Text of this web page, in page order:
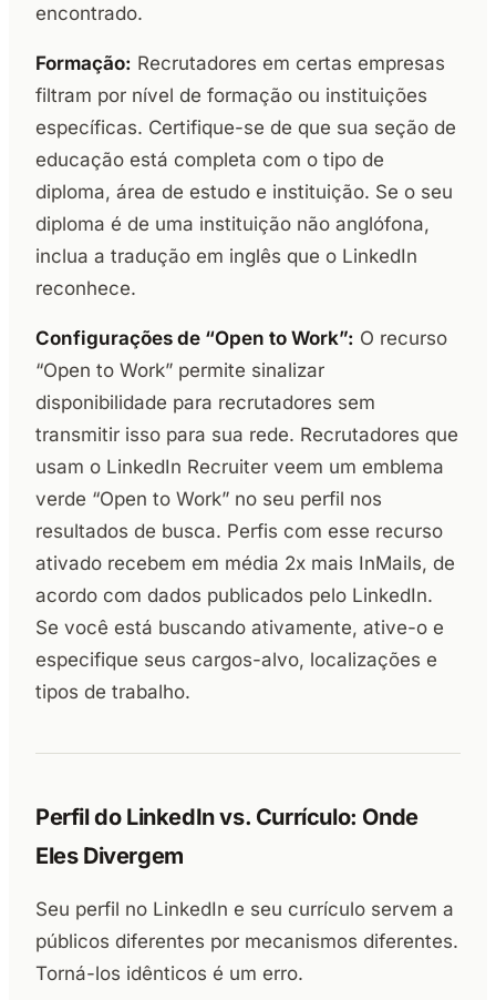
encontrado.
Formação: Recrutadores em certas empresas
filtram por nível de formação ou instituições
específicas. Certifique-se de que sua seção de
educação está completa com o tipo de
diploma, área de estudo e instituição. Se o seu
diploma é de uma instituição não anglófona,
inclua a tradução em inglês que o LinkedIn
reconhece.
Configurações de “Open to Work”: O recurso
“Open to Work” permite sinalizar
disponibilidade para recrutadores sem
transmitir isso para sua rede. Recrutadores que
usam o LinkedIn Recruiter veem um emblema
verde “Open to Work” no seu perfil nos
resultados de busca. Perfis com esse recurso
ativado recebem em média 2x mais InMails, de
acordo com dados publicados pelo LinkedIn.
Se você está buscando ativamente, ative-o e
especifique seus cargos-alvo, localizações e
tipos de trabalho.
Perfil do LinkedIn vs. Currículo: Onde
Eles Divergem
Seu perfil no LinkedIn e seu currículo servem a
públicos diferentes por mecanismos diferentes.
Torná-los idênticos é um erro.